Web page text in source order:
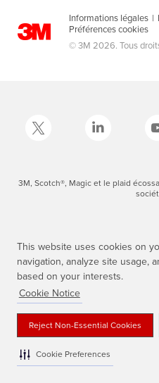
This website uses cookies on
navigation, analyze site usage,
based on your interests.
Cookie Notice
Reject Non-Essential Cookies
Cookie Preferences
Informations légales |
Préférences cookies
© 3M 2026. Tous
3M, Scotch®, Magic et le plaid